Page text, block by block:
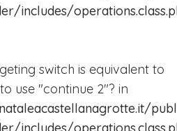
includes/
switch is equivalent to
use "continue 2"? in